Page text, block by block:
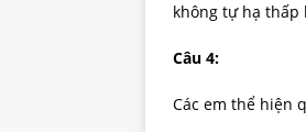
không tự hạ thấp
Câu 4:
Các em thể hiện